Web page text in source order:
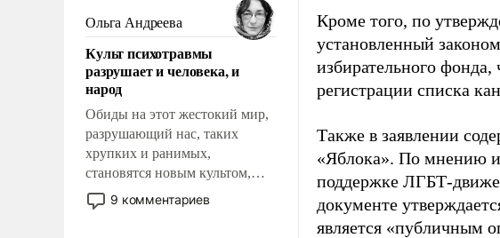
Ольга Андреева
Культ психотравмы
разрушает и человека, и
народ
Обиды на этот жестокий мир,
разрушающий нас, таких
хрупких и ранимых,
становятся новым культом,
постепенно вытесняя и
отменяя традиционное
9 комментариев
Кроме того, по
установленный
избирательного фонда,
регистрации списка
Также в заявлении
«Яблока». По мнению
поддержке ЛГБТ-
документе
является «публичным